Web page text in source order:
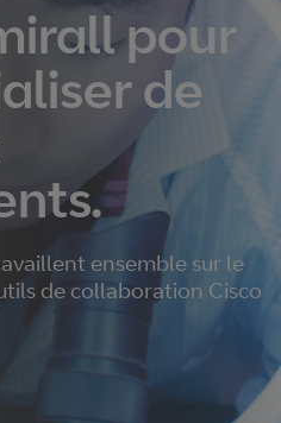
pour
de
ensemble sur le
de collaboration Cisco